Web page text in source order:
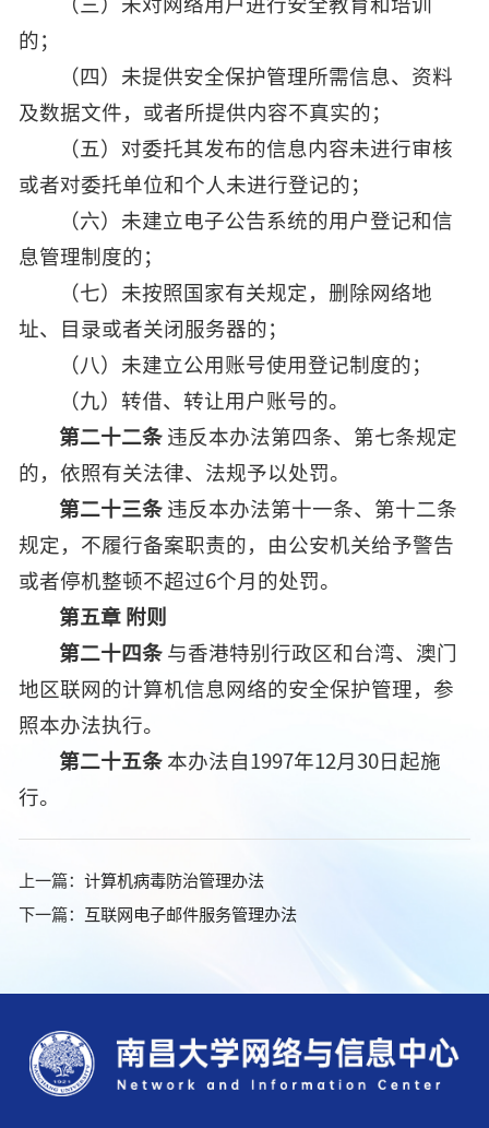
（三）未对网络用户进行安全教育和培训
的；
（四）未提供安全保护管理所需信息、资料
及数据文件，或者所提供内容不真实的；
（五）对委托其发布的信息内容未进行审核
或者对委托单位和个人未进行登记的；
（六）未建立电子公告系统的用户登记和信
息管理制度的；
（七）未按照国家有关规定，删除网络地
址、目录或者关闭服务器的；
（八）未建立公用账号使用登记制度的；
（九）转借、转让用户账号的。
第二十二条 违反本办法第四条、第七条规定
的，依照有关法律、法规予以处罚。
第二十三条 违反本办法第十一条、第十二条
规定，不履行备案职责的，由公安机关给予警告
或者停机整顿不超过6个月的处罚。
第五章 附则
第二十四条 与香港特别行政区和台湾、澳门
地区联网的计算机信息网络的安全保护管理，参
照本办法执行。
第二十五条 本办法自1997年12月30日起施
行。
上一篇： 计算机病毒防治管理办法
下一篇： 互联网电子邮件服务管理办法